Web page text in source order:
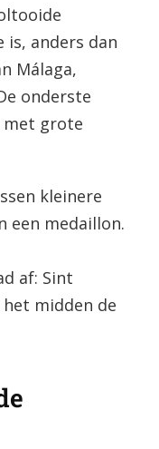
is, anders dan
Málaga,
onderste
grote
kleinere
een medaillon.
af: Sint
het midden de